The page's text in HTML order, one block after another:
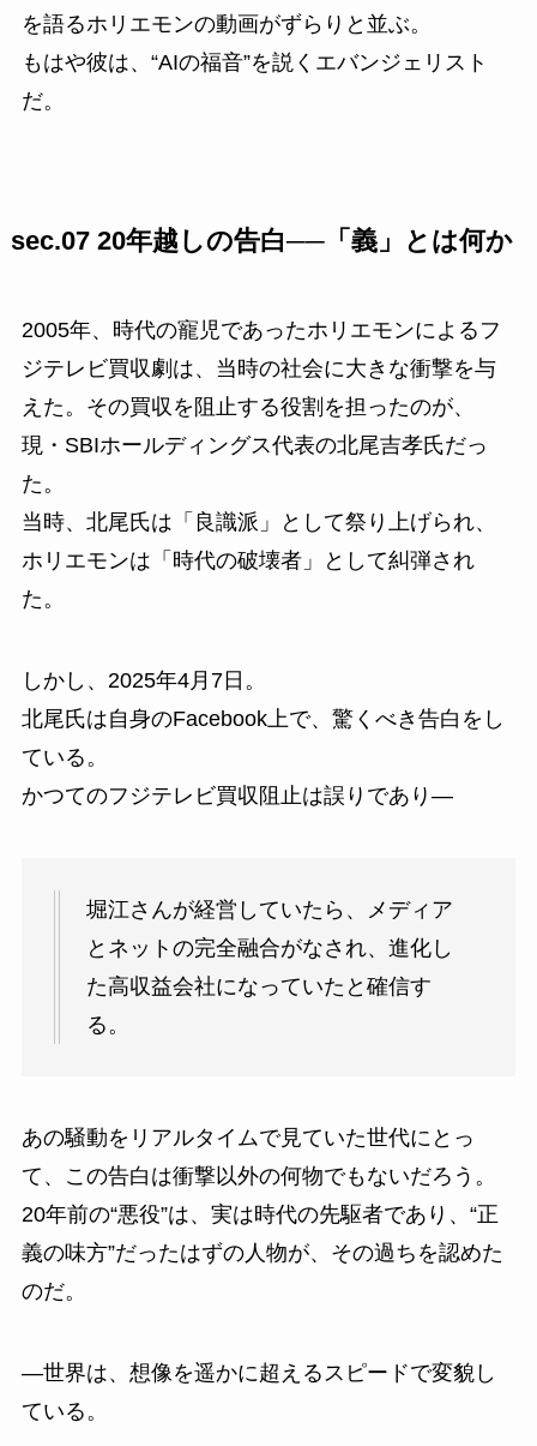
を語るホリエモンの動画がずらりと並ぶ。
もはや彼は、“AIの福音”を説くエバンジェリスト
だ。
sec.07 20年越しの告白──「義」とは何か
2005年、時代の寵児であったホリエモンによるフ
ジテレビ買収劇は、当時の社会に大きな衝撃を与
えた。その買収を阻止する役割を担ったのが、
現・SBIホールディングス代表の北尾吉孝氏だっ
た。
当時、北尾氏は「良識派」として祭り上げられ、
ホリエモンは「時代の破壊者」として糾弾され
た。
しかし、2025年4月7日。
北尾氏は自身のFacebook上で、驚くべき告白をし
ている。
かつてのフジテレビ買収阻止は誤りであり—
堀江さんが経営していたら、メディア
とネットの完全融合がなされ、進化し
た高収益会社になっていたと確信す
る。
あの騒動をリアルタイムで見ていた世代にとっ
て、この告白は衝撃以外の何物でもないだろう。
20年前の“悪役”は、実は時代の先駆者であり、“正
義の味方”だったはずの人物が、その過ちを認めた
のだ。
—世界は、想像を遥かに超えるスピードで変貌し
ている。